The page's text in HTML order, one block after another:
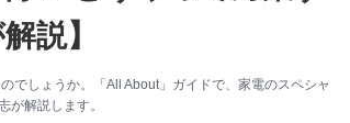
説】
でしょうか。「All About」ガイドで、家電のスペシャ
が解説します。